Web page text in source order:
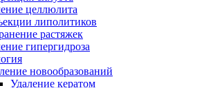
целлюлита
липолитиков
растяжек
гипергидроза
новообразований
Удаление кератом